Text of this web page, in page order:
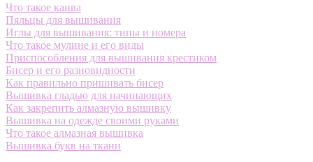
Что такое канва
Пяльцы для вышивания
Иглы для вышивания: типы и номера
Что такое мулине и его виды
Приспособления для вышивания крестиком
Бисер и его разновидности
Как правильно пришивать бисер
Вышивка гладью для начинающих
Как закрепить алмазную вышивку
Вышивка на одежде своими руками
Что такое алмазная вышивка
Вышивка букв на ткани